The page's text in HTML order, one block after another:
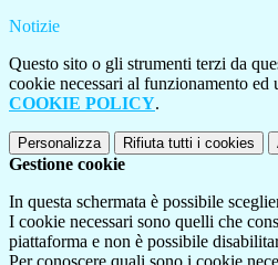
Notizie
Questo sito o gli strumenti terzi da
cookie necessari al funzionamento
COOKIE POLICY.
Personalizza Rifiuta tutti i cookies
Gestione cookie
In questa schermata è possibile
I cookie necessari sono quelli che
piattaforma e non è possibile
Per conoscere quali sono i cookie